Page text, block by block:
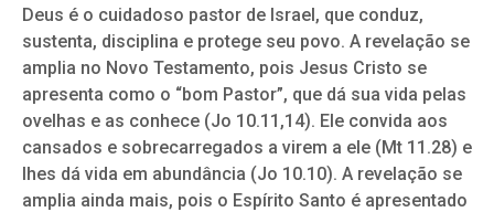
Deus é o cuidadoso pastor de Israel, que conduz,
sustenta, disciplina e protege seu povo. A revelação se
amplia no Novo Testamento, pois Jesus Cristo se
apresenta como o “bom Pastor”, que dá sua vida pelas
ovelhas e as conhece (Jo 10.11,14). Ele convida aos
cansados e sobrecarregados a virem a ele (Mt 11.28) e
lhes dá vida em abundância (Jo 10.10). A revelação se
amplia ainda mais, pois o Espírito Santo é apresentado